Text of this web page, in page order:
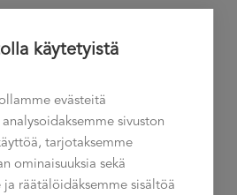
Vaasa
-22.01.2026 16:00
käytetyistä
evästeitä
sivuston
tarjotaksemme
ominaisuuksia sekä
ja räätälöidäksemme sisältöä